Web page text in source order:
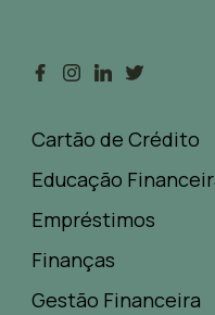
Cartão de Crédito
Educação
Empréstimos
Finanças
Gestão Financeira